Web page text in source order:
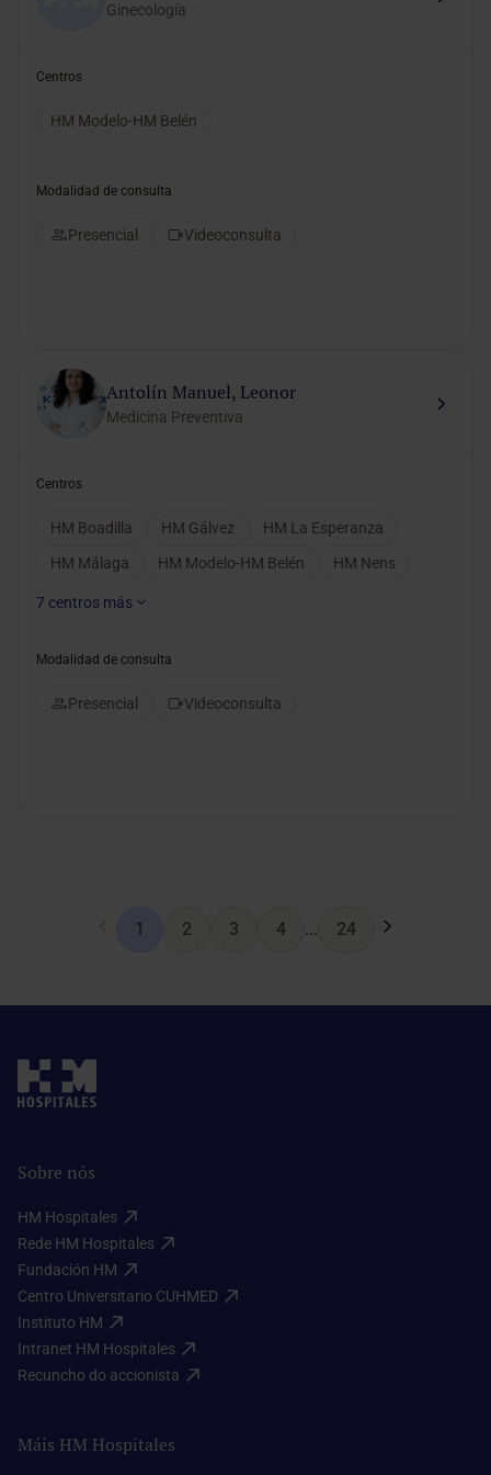
Ginecología
Centros
HM Modelo-HM Belén
Modalidad de consulta
Presencial Videoconsulta
Antolín Manuel, Leonor
Medicina Preventiva
Centros
HM Boadilla HM Gálvez
HM La Esperanza
HM Málaga
HM Modelo-HM Belén HM Nens
7 centros más
Modalidad de consulta
Presencial Videoconsulta
1 2 3 4 ... 24
Sobre nós
HM Hospitales​
Rede HM Hospitales​
Fundación HM​
Centro Universitario CUHMED​
Instituto HM​
Intranet HM Hospitales​
Recuncho do accionista​
Máis HM Hospitales